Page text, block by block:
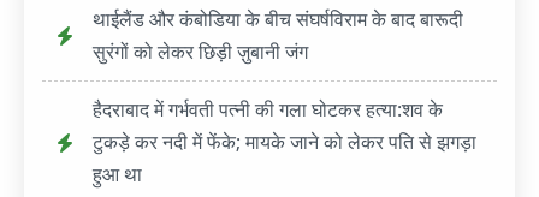
थाईलैंड और कंबोडिया के बीच संघर्षविराम के बाद बारूदी
सुरंगों को लेकर छिड़ी ज़ुबानी जंग
हैदराबाद में गर्भवती पत्नी की गला घोटकर हत्या:शव के
टुकड़े कर नदी में फेंके; मायके जाने को लेकर पति से झगड़ा
हुआ था